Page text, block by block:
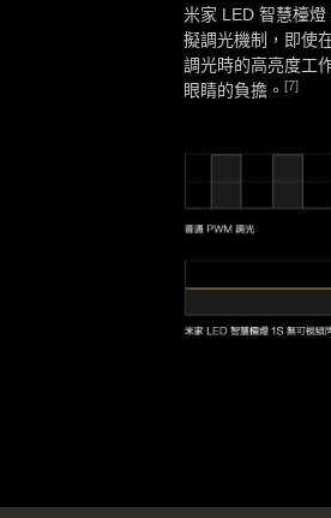
米家 LED 智慧檯
擬調光機制，即使
調光時的高亮度工
眼睛的負擔。[7]